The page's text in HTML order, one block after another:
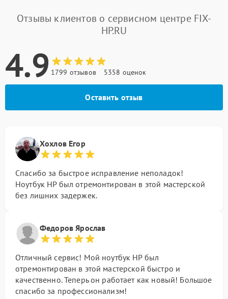
Отзывы клиентов о сервисном центре FIX-
HP.RU
4.9 1799 отзывов 5358 оценок
Оставить отзыв
Хохлов Егор
Спасибо за быстрое исправление неполадок!
Ноутбук HP был отремонтирован в этой мастерской
без лишних задержек.
Федоров Ярослав
Отличный сервис! Мой ноутбук HP был
отремонтирован в этой мастерской быстро и
качественно. Теперь он работает как новый! Большое
спасибо за профессионализм!